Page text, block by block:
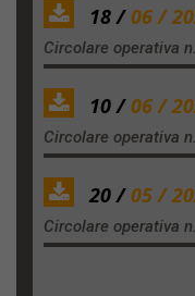
18 /06 /
Circolare operativa
10 /06 /
Circolare operativa
20 /05 /
Circolare operativa